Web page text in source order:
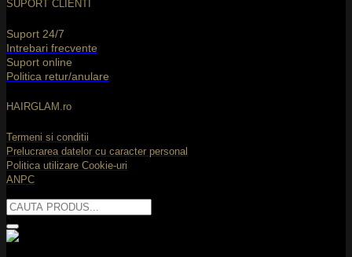
SUPORT CLIENTI
Suport 24/7
Intrebari frecvente
Suport online
Politica retur/anulare
HAIRGLAM.ro
Termeni si conditii
Prelucrarea datelor cu caracter personal
Politica utilizare Cookie-uri
ANPC
Caută
după: